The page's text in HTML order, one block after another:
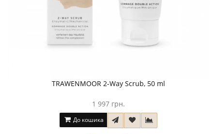
TRAWENMOOR 2-Way Scrub, 50 ml
1 997 грн.
До кошика